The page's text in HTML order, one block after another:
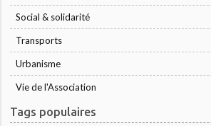
Social & solidarité
Transports
Urbanisme
Vie de l'Association
Tags populaires